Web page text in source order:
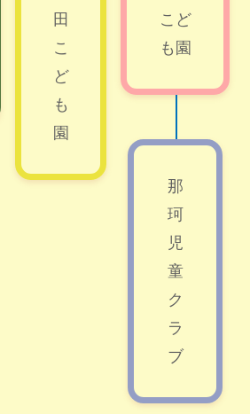
田
こ
ど
も
園
こど
も園
那
珂
児
童
ク
ラ
ブ